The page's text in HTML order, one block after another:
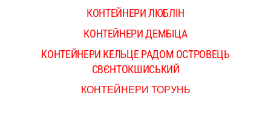
КОНТЕЙНЕРИ ЛЮБЛІН
КОНТЕЙНЕРИ ДЕМБІЦА
KОНТЕЙНЕРИ КЕЛЬЦЕ РАДОМ OСТРОВЕЦЬ
СВЄНТОКШИСЬКИЙ
КОНТЕЙНЕРИ ТОРУНЬ